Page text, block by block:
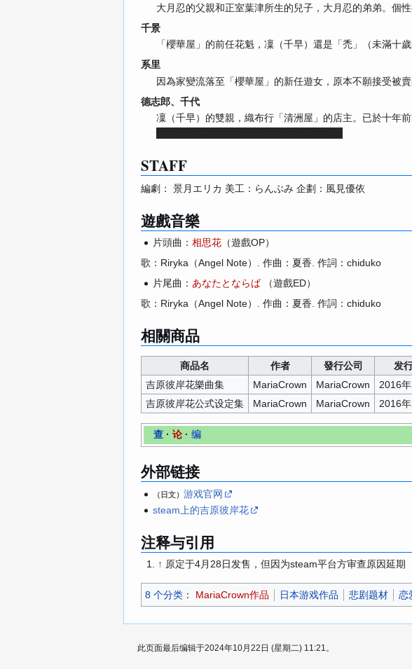
大月忍的父親和正室葉津所生的兒子，大月忍的弟弟。個性
千景
「櫻華屋」的前任花魁，凜（千早）還是「禿」（未滿十
系里
因為家變流落至「櫻華屋」的新任遊女，原本不願接受被
德志郎、千代
凜（千早）的雙親，織布行「清洲屋」的店主。已於十年
STAFF
編劇： 景月エリカ 美工：らんぶみ 企劃：風見優依
遊戲音樂
片頭曲： 相思花（遊戲OP）
歌：Riryka（Angel Note）. 作曲：夏香. 作詞：chiduko
片尾曲： あなたとならば（遊戲ED）
歌：Riryka（Angel Note）. 作曲：夏香. 作詞：chiduko
相關商品
商品名 作者 發行公司
发
吉原彼岸花樂曲集
MariaCrown MariaCrown
2016
吉原彼岸花公式设定集
MariaCrown MariaCrown 2016
查 · 论 · 编
外部链接
（日文） 游戏官网
steam上的吉原彼岸花
注释与引用
↑ 原定于4月28日发售，但因为steam平台方审查原因延期
8 个分类 ：​ MariaCrown作品 日本游戏作品 悲剧题材 恋
此页面最后编辑于2024年10月22日 (星期二) 11:21。